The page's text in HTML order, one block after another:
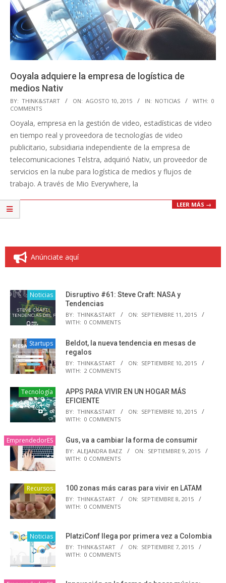
Ooyala adquiere la empresa de logística de
medios Nativ
2015-
08-
10
BY: THINK&START ON: AGOSTO 10, 2015 IN: NOTICIAS WITH: 0
COMMENTS
Ooyala, empresa en la gestión de video, estadísticas de video
en tiempo real y proveedora de tecnologías de video
publicitario, subsidiaria independiente de la empresa de
telecomunicaciones Telstra, adquirió Nativ, un proveedor de
servicios en la nube para logística de medios y flujos de
trabajo. A través de Mio Everywhere, la
LEER MÁS →
Anúnciate aquí
Noticias
Disruptivo #61: Steve Craft: NASA y
Tendencias
BY: THINK&START ON: SEPTIEMBRE 11, 2015
WITH: 0 COMMENTS
Startups
Beldot, la nueva tendencia en mesas de
regalos
BY: THINK&START ON: SEPTIEMBRE 10, 2015
WITH: 2 COMMENTS
Tecnología
APPS PARA VIVIR EN UN HOGAR MÁS
EFICIENTE
BY: THINK&START ON: SEPTIEMBRE 10, 2015
WITH: 0 COMMENTS
EmprendedorES Gus, va a cambiar la forma de consumir
BY: ALEJANDRA BAEZ ON: SEPTIEMBRE 9, 2015
WITH: 0 COMMENTS
Recursos 100 zonas más caras para vivir en LATAM
BY: THINK&START ON: SEPTIEMBRE 8, 2015
WITH: 0 COMMENTS
Noticias PlatziConf llega por primera vez a Colombia
BY: THINK&START ON: SEPTIEMBRE 7, 2015
WITH: 0 COMMENTS